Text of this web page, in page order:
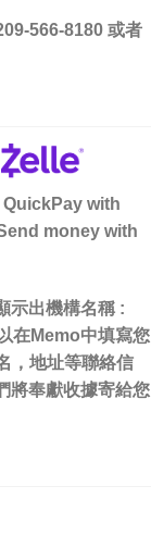
566-8180 或者
QuickPay with
money with
示出機構名稱 :
在Memo中填寫您
，地址等聯絡信
將奉獻收據寄給您